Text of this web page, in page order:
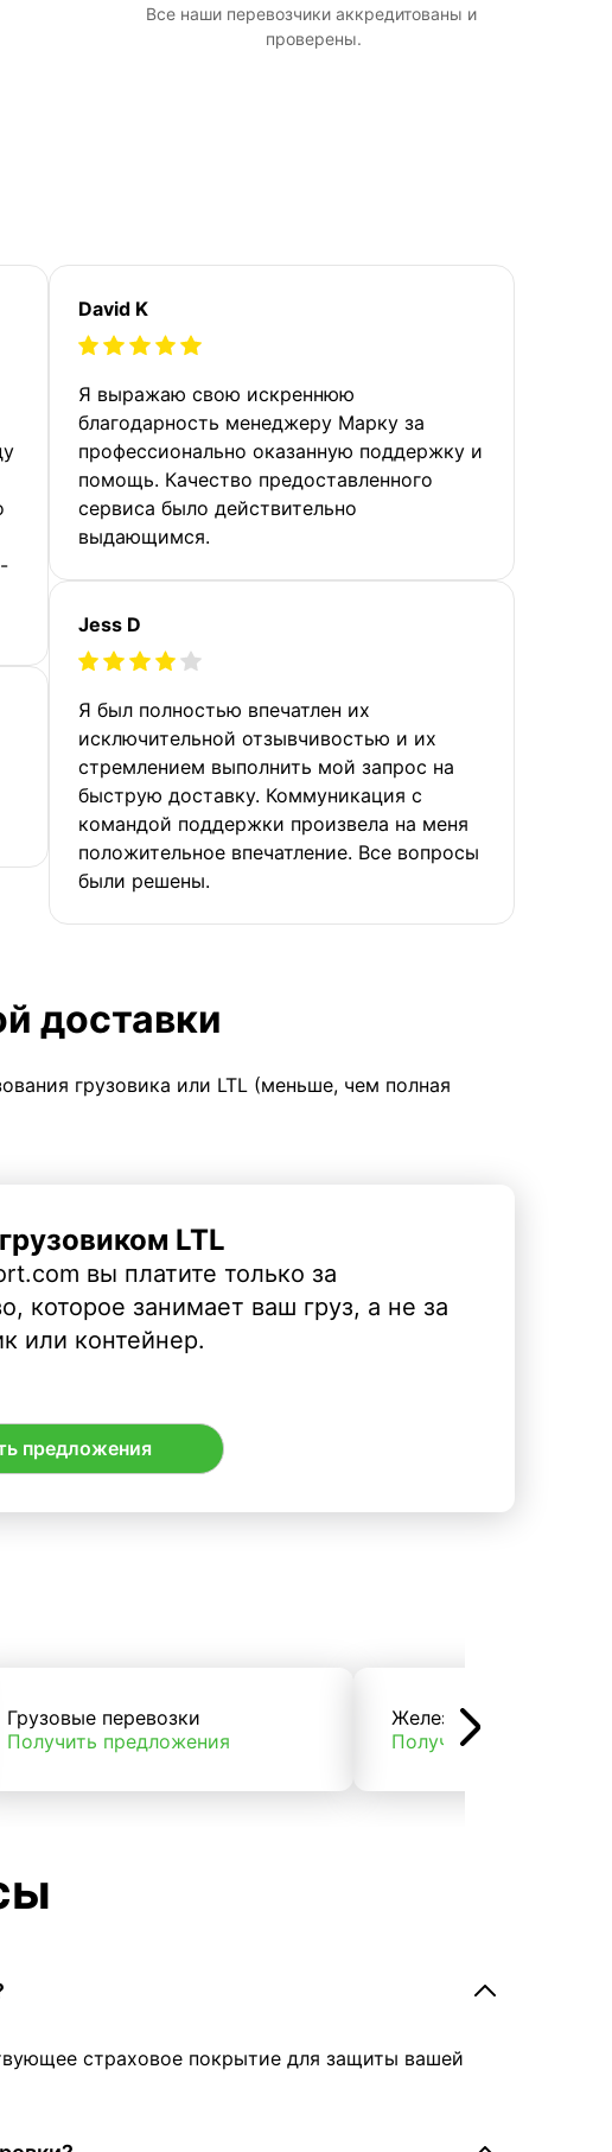
Все наши перевозчики аккредитованы и
проверены.
David K
Я выражаю свою искреннюю
благодарность менеджеру Марку за
профессионально оказанную поддержку и
помощь. Качество предоставленного
сервиса было действительно
выдающимся.
Jess D
Я был полностью впечатлен их
исключительной отзывчивостью и их
стремлением выполнить мой запрос на
быструю доставку. Коммуникация с
командой поддержки произвела на меня
положительное впечатление. Все вопросы
были решены.
доставки
грузовика или LTL (меньше, чем полная
LTL
вы платите только за
которое занимает ваш груз, а не за
или контейнер.
предложения
Грузовые перевозки
Получить предложения
Железнодорожные
Получить
страховое покрытие для защиты вашей